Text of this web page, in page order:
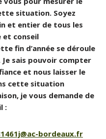
situation. Soyez
et entier de tous les
et conseil
fin d’année se déroule
sais pouvoir compter
et nous laisser le
cette situation
je vous demande de
:
bordeaux.fr